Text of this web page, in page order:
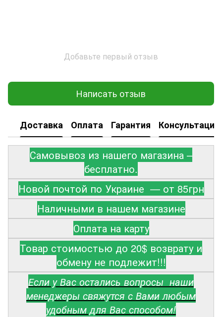
Добавьте первый отзыв
Написать отзыв
Доставка Оплата Гарантия Консультация
Самовывоз из нашего магазина –
бесплатно.
Новой почтой по Украине — от 85грн
Наличными в нашем магазине
Оплата на карту
Товар стоимостью до 20$ возврату и
обмену не подлежит!!!
Если у Вас остались вопросы наши
менеджеры свяжутся с Вами любым
удобным для Вас способом!